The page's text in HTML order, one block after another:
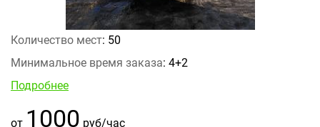
Количество мест: 50
Минимальное время заказа: 4+2
Подробнее
от 1000 руб/час